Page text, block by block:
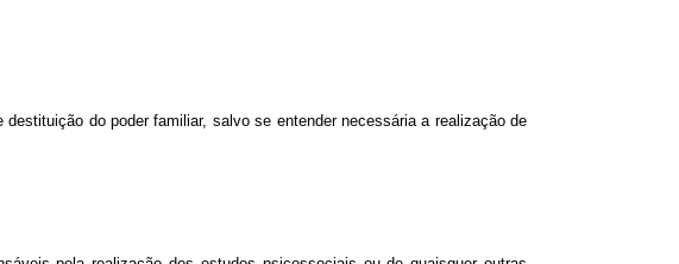
do poder familiar, salvo se entender necessária a realização de